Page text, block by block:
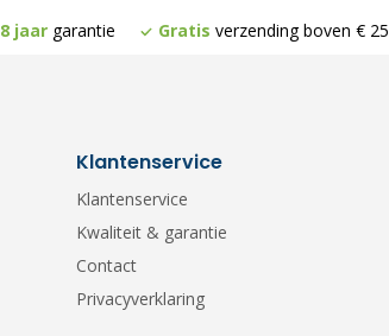
8 jaargarantie Gratis verzending boven € 25
Klantenservice
Klantenservice
Kwaliteit & garantie
Contact
Privacyverklaring